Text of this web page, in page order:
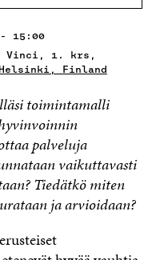
15:00
Vinci, 1. krs,
Finland
toimintamalli
palveluja
vaikuttavasti
Tiedätkö miten
ja arvioidaan?